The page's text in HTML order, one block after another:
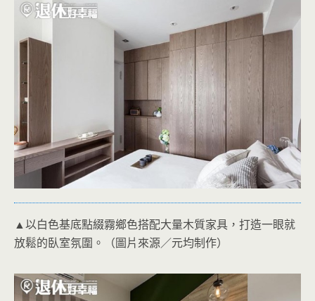
▲以白色基底點綴霧鄉色搭配大量木質家具，打造一眼就
放鬆的臥室氛圍。（圖片來源／元均制作）